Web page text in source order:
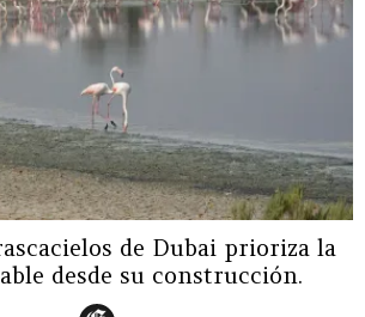
de Dubai prioriza la
desde su construcción.